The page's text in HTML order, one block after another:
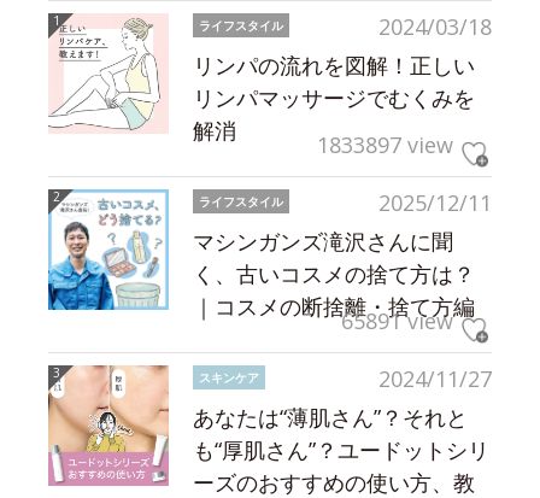
2024/03/18
ライフスタイル
リンパの流れを図解！正しい
リンパマッサージでむくみを
解消
1833897 view
2025/12/11
ライフスタイル
マシンガンズ滝沢さんに聞
く、古いコスメの捨て方は？
｜コスメの断捨離・捨て方編
65891 view
2024/11/27
スキンケア
あなたは“薄肌さん”？それと
も“厚肌さん”？ユードットシリ
ーズのおすすめの使い方、教